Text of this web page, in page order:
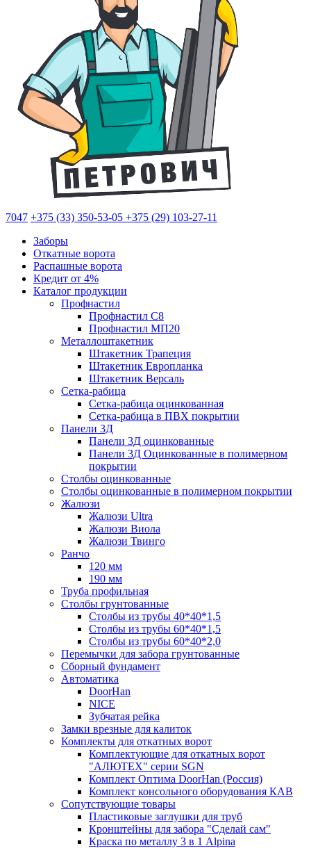
7047 +375 (33) 350-53-05 +375 (29) 103-27-11
Заборы
Откатные ворота
Распашные ворота
Кредит от 4%
Каталог продукции
Профнастил
Профнастил С8
Профнастил МП20
Металлоштакетник
Штакетник Трапеция
Штакетник Европланка
Штакетник Версаль
Сетка-рабица
Сетка-рабица оцинкованная
Сетка-рабица в ПВХ покрытии
Панели 3Д
Панели 3Д оцинкованные
Панели 3Д Оцинкованные в полимерном
покрытии
Столбы оцинкованные
Столбы оцинкованные в полимерном покрытии
Жалюзи
Жалюзи Ultra
Жалюзи Виола
Жалюзи Твинго
Ранчо
120 мм
190 мм
Труба профильная
Столбы грунтованные
Столбы из трубы 40*40*1,5
Столбы из трубы 60*40*1,5
Столбы из трубы 60*40*2,0
Перемычки для забора грунтованные
Сборный фундамент
Автоматика
DoorHan
NICE
Зубчатая рейка
Замки врезные для калиток
Комплекты для откатных ворот
Комплектующие для откатных ворот
"АЛЮТЕХ" серии SGN
Комплект Оптима DoorHan (Россия)
Комплект консольного оборудования КАВ
Сопутствующие товары
Пластиковые заглушки для труб
Кронштейны для забора "Сделай сам"
Краска по металлу 3 в 1 Alpina